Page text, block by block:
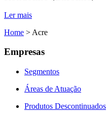
Ler mais
Home > Acre
Empresas
Segmentos
Áreas de Atuação
Produtos Descontinuados